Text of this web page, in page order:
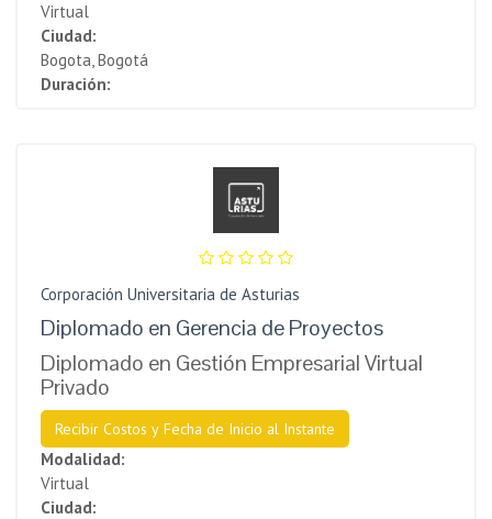
Virtual
Ciudad:
Bogota, Bogotá
Duración:
Corporación Universitaria de Asturias
Diplomado en Gerencia de Proyectos
Diplomado en Gestión Empresarial Virtual
Privado
Recibir Costos y Fecha de Inicio al Instante
Modalidad:
Virtual
Ciudad: